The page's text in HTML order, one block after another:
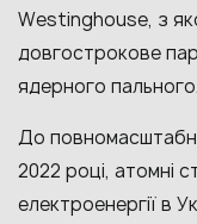
Westinghouse, з
довгострокове
ядерного пального.
До
2022 році, атомні
електроенергії в